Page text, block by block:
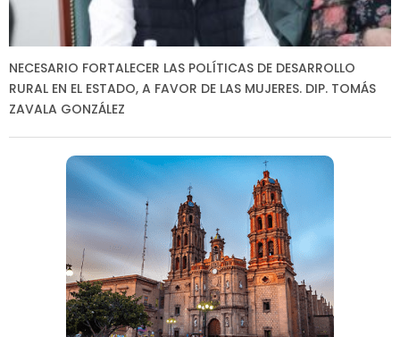
NECESARIO FORTALECER LAS POLÍTICAS DE DESARROLLO
RURAL EN EL ESTADO, A FAVOR DE LAS MUJERES. DIP. TOMÁS
ZAVALA GONZÁLEZ